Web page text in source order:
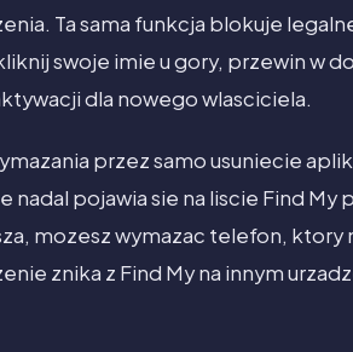
Ta sama funkcja blokuje
swoje imie u gory, przewin w
dla nowego wlasciciela.
przez samo usuniecie
nadal pojawia sie na liscie Find
mozesz wymazac telefon, ktory
znika z Find My na innym